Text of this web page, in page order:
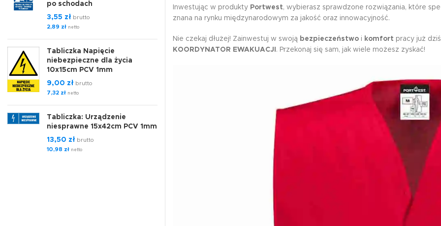
Inwestując w produkty Portwest, wybierasz sprawdzone rozwiązania, które
znana na rynku międzynarodowym za jakość oraz innowacyjność.
Nie czekaj dłużej! Zainwestuj w swoją bezpieczeństwo i komfort pracy już
KOORDYNATOR EWAKUACJI . Przekonaj się sam, jak wiele możesz zyskać!
po schodach
3,55 zł brutto
2,89 zł netto
Tabliczka Napięcie
niebezpieczne dla życia
10x15cm PCV 1mm
9,00 zł brutto
7,32 zł netto
Tabliczka: Urządzenie
niesprawne 15x42cm PCV 1mm
13,50 zł brutto
10,98 zł netto